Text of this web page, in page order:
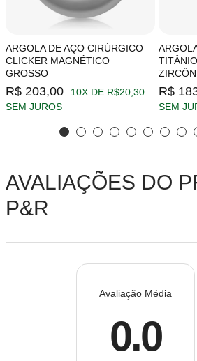
ARGOLA DE AÇO CIRÚRGICO
CLICKER MAGNÉTICO
GROSSO
R$ 203,00
10X DE R$20,30
SEM JUROS
R$
SEM
AVALIAÇÕES DO
P&R
Avaliação Média
0.0